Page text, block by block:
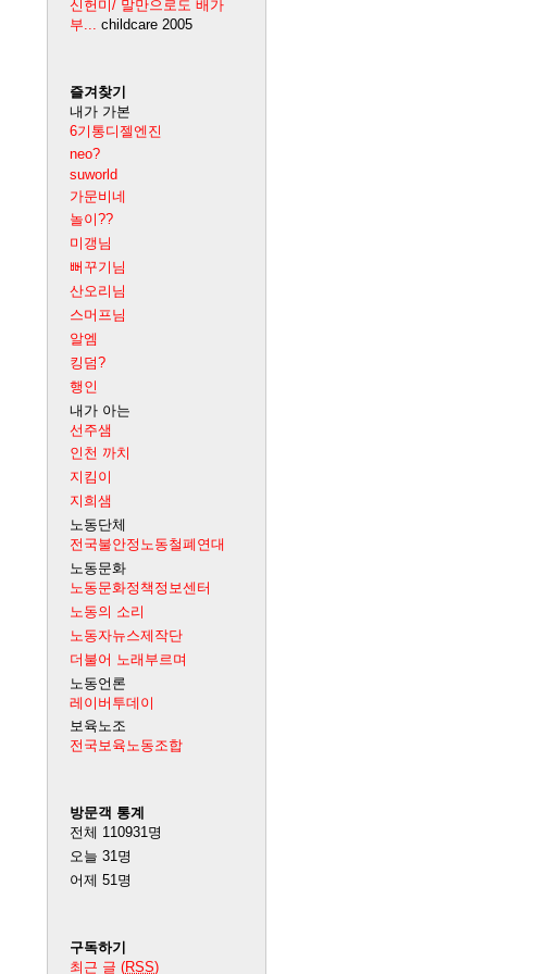
신헌미/ 말만으로도 배가
부...
childcare 2005
즐겨찾기
내가 가본
6기통디젤엔진
neo?
suworld
가문비네
놀이??
미갱님
뻐꾸기님
산오리님
스머프님
알엠
킹덤?
행인
내가 아는
선주샘
인천 까치
지킴이
지희샘
노동단체
전국불안정노동철폐연대
노동문화
노동문화정책정보센터
노동의 소리
노동자뉴스제작단
더불어 노래부르며
노동언론
레이버투데이
보육노조
전국보육노동조합
방문객 통계
전체 110931명
오늘 31명
어제 51명
구독하기
최근 글 (RSS)